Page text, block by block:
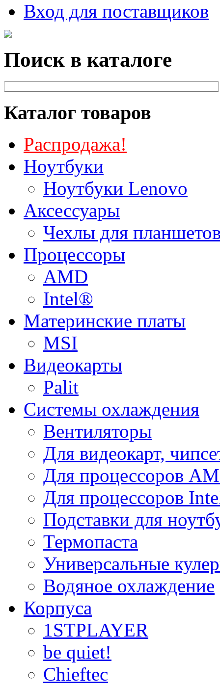
Вход для поставщиков
Поиск в каталоге
Каталог товаров
Распродажа!
Ноутбуки
Ноутбуки Lenovo
Аксессуары
Чехлы для
Процессоры
AMD
Intel®
Материнские платы
MSI
Видеокарты
Palit
Системы охлаждения
Вентиляторы
Для видеокарт,
Для процессоров
Для процессоров
Подставки для
Термопаста
Универсальные
Водяное охлаждение
Корпуса
1STPLAYER
be quiet!
Chieftec